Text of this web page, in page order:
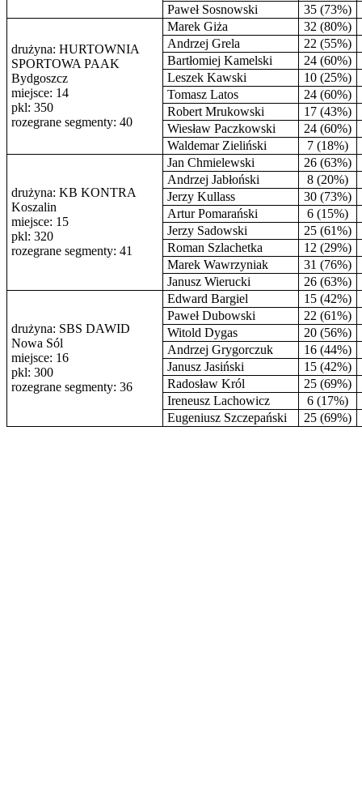
Paweł Sosnowski
35 (73%)
drużyna: HURTOWNIA
SPORTOWA PAAK
Bydgoszcz
miejsce: 14
pkl: 350
rozegrane segmenty: 40
Marek Giża
32 (80%)
Andrzej Grela
22 (55%)
Bartłomiej Kamelski
24 (60%)
Leszek Kawski
10 (25%)
Tomasz Latos
24 (60%)
Robert Mrukowski
17 (43%)
Wiesław Paczkowski
24 (60%)
Waldemar Zieliński
7 (18%)
drużyna: KB KONTRA
Koszalin
miejsce: 15
pkl: 320
rozegrane segmenty: 41
Jan Chmielewski
26 (63%)
Andrzej Jabłoński
8 (20%)
Jerzy Kullass
30 (73%)
Artur Pomarański
6 (15%)
Jerzy Sadowski
25 (61%)
Roman Szlachetka
12 (29%)
Marek Wawrzyniak
31 (76%)
Janusz Wierucki
26 (63%)
drużyna: SBS DAWID
Nowa Sól
miejsce: 16
pkl: 300
rozegrane segmenty: 36
Edward Bargiel
15 (42%)
Paweł Dubowski
22 (61%)
Witold Dygas
20 (56%)
Andrzej Grygorczuk
16 (44%)
Janusz Jasiński
15 (42%)
Radosław Król
25 (69%)
Ireneusz Lachowicz
6 (17%)
Eugeniusz Szczepański
25 (69%)